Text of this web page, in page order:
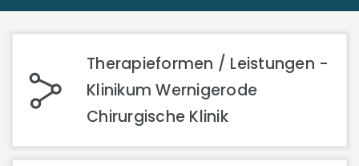
Therapieformen / Leistungen -
Klinikum Wernigerode
Chirurgische Klinik